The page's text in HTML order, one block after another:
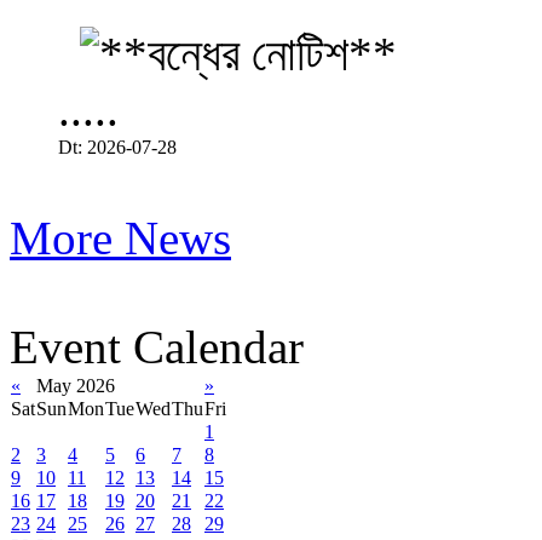
.....
Dt: 2026-07-28
More News
Event Calendar
« May 2026
»
SatSunMonTueWedThuFri
1
2
3 4 5 6 7
8
9
10 11 12 13 14
15
16 17 18 19 20 21
22
23 24 25 26 27 28
29